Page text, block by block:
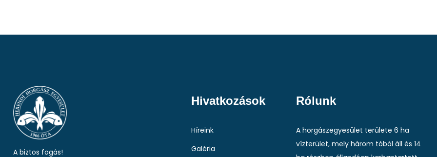
A biztos fogás!
Hivatkozások
Híreink
Galéria
Rólunk
A horgászegyesület területe 6 ha
vízterület, mely három tóból áll és 14